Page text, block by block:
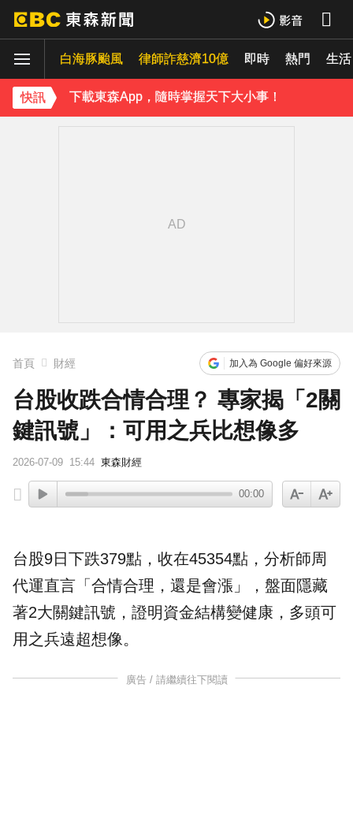
白海豚颱風 律師詐慈濟10億 即時 熱門 生活
快訊
温嵐挺過敗血性休克首露面！「住ICU搶救11天」曝最新近況：讓大家擔心了
下載東森App，隨時掌握天下大小事！
首頁 財經 加入為 Google 偏好來源
台股收跌合情合理？ 專家揭「2關
鍵訊號」：可用之兵比想像多
2026-07-09 15:44 東森財經
00:00
台股9日下跌379點，收在45354點，分析師周
代運直言「合情合理，還是會漲」，盤面隱藏
著2大關鍵訊號 ，證明資金結構變健康， 多頭可
用之兵遠超想像。
廣告 / 請繼續往下閱讀